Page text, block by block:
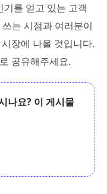
를 얻고 있는 고객
는 시점과 여러분이
장에 나올 것입니다.
공유해주세요.
나요? 이 게시물